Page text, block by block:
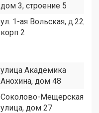
дом 3, строение 5
ул. 1-ая Вольская, д.22,
корп 2
улица Академика
Анохина, дом 48
Соколово-Мещерская
улица, дом 27